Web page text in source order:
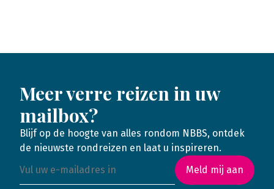
Meer verre reizen in uw
mailbox?
Blijf op de hoogte van alles rondom NBBS, ontdek
de nieuwste rondreizen en laat u inspireren.
Meld mij aan